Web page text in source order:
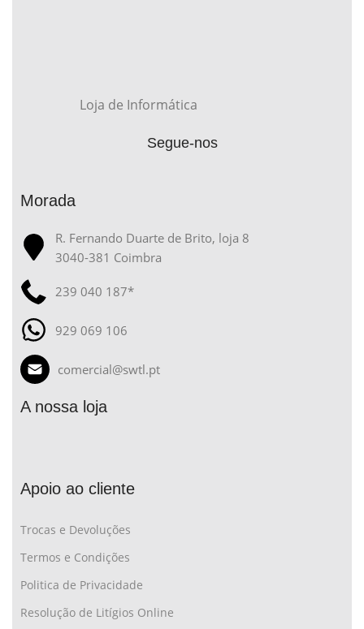
Loja de Informática
Segue-nos
Morada
R. Fernando Duarte de Brito, loja 8
3040-381 Coimbra
239 040 187*
929 069 106
comercial@swtl.pt
A nossa loja
Apoio ao cliente
Trocas e Devoluções
Termos e Condições
Politica de Privacidade
Resolução de Litígios Online